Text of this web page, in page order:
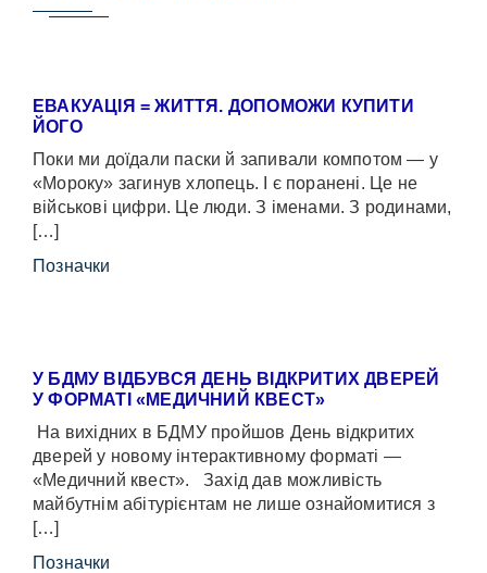
ЕВАКУАЦІЯ = ЖИТТЯ. ДОПОМОЖИ КУПИТИ
ЙОГО
Поки ми доїдали паски й запивали компотом — у
«Мороку» загинув хлопець. І є поранені. Це не
військові цифри. Це люди. З іменами. З родинами,
[…]
Позначки
У БДМУ ВІДБУВСЯ ДЕНЬ ВІДКРИТИХ ДВЕРЕЙ
У ФОРМАТІ «МЕДИЧНИЙ КВЕСТ»
На вихідних в БДМУ пройшов День відкритих
дверей у новому інтерактивному форматі —
«Медичний квест». Захід дав можливість
майбутнім абітурієнтам не лише ознайомитися з
[…]
Позначки